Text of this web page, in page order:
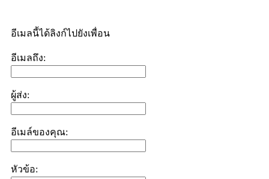
อีเมลนี้ได้ลิงก์ไปยังเพื่อน
อีเมลถึง:
ผู้ส่ง:
อีเมล์ของคุณ:
หัวข้อ: